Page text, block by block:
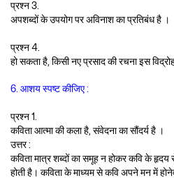
प्रश्न 3.
अपशब्दों के उपयोग पर अविनाश का प्रतिबंध है ।
प्रश्न 4.
हो सकता है, किसी नए प्रसाद की रचना इस
6. आशय स्पष्ट कीजिए :
प्रश्न 1.
कविता आत्मा की कला है, संवेदना का सौंदर्य है ।
उत्तर :
कविता मात्र शब्दों का समूह न होकर कवि के
होती है। कविता के माध्यम से कवि अपने मन में